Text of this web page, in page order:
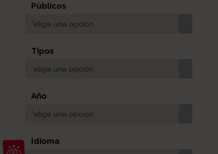
Abrir barra de herramientas
Públicos
*elige una opción
Tipos
*elige una opción
Año
*elige una opción
Idioma